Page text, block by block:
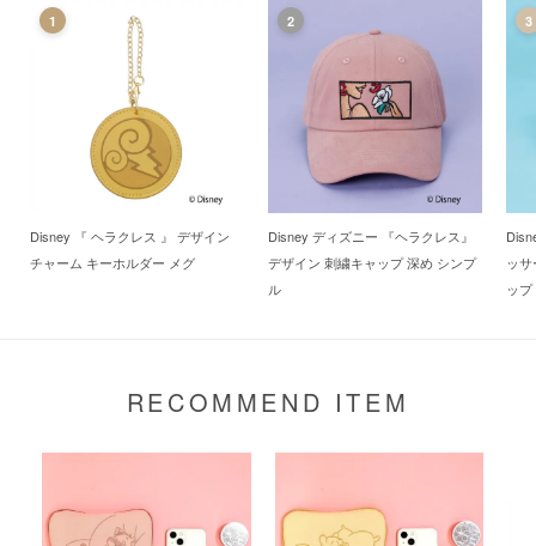
1
Disney 『 ヘラクレス 』 デザイン
チャーム キーホルダー メグ
2
Disney ディズニー 『ヘラクレス』
デザイン 刺繍キャップ 深め シンプ
ル
3
ッ
ッ
RECOMMEND ITEM